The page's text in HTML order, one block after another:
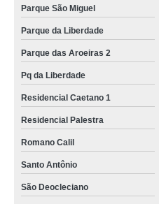
Parque São Miguel
Parque da Liberdade
Parque das Aroeiras 2
Pq da Liberdade
Residencial Caetano 1
Residencial Palestra
Romano Calil
Santo Antônio
São Deocleciano